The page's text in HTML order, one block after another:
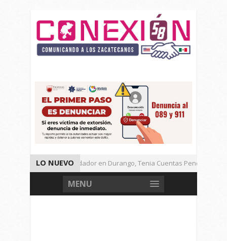
LO NUEVO
Detienen a Defraudador en Durango, Tenia Cuentas Pendientes en
Presenta Presidenta Sheinbaum, 10 Acciones Para Explotación de
MENU